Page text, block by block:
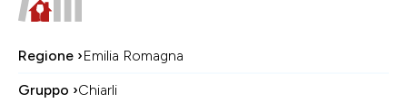
Regione ›Emilia Romagna
Gruppo ›Chiarli